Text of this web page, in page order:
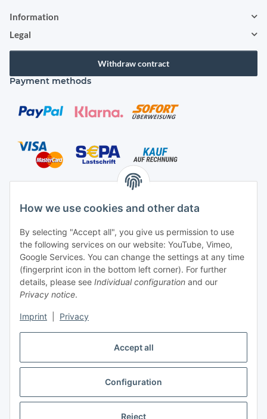
Accept all
Configuration
Reject
How we use cookies and other data
By selecting "Accept all", you give us permission to use
the following services on our website: YouTube, Vimeo,
Google Services. You can change the settings at any time
(fingerprint icon in the bottom left corner). For further
details, please see Individual configuration and our
Privacy notice.
Imprint Privacy
Information
Legal
Withdraw contract
Payment methods
Contact
Mayaadi Home
Max-Planck-Str. 34
61184 Karben
Germany
Telephone: +49-6039-938080
info@mayaadi-home.de
* All prices incl. VAT, plusshipping fees